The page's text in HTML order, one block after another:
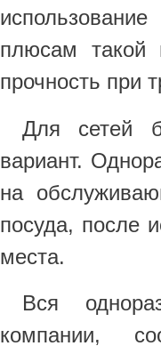
плюсам такой
прочность при
Для сетей
вариант.
на
посуда, после
места.
Вся
компании,